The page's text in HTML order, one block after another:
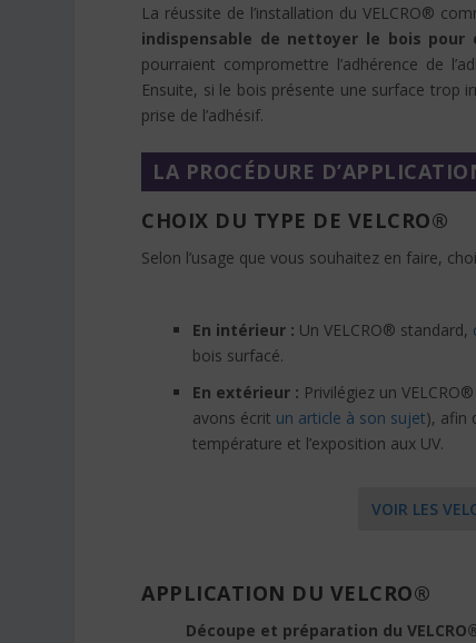
La réussite de l’installation du VELCRO®
indispensable de nettoyer le bois
pourraient compromettre l’adhérence de
Ensuite, si le bois présente une surface trop
prise de l’adhésif.
LA PROCÉDURE
CHOIX DU TYPE DE VELCRO®
Selon l’usage que vous souhaitez en faire,
En intérieur : Un VELCRO® standard,
bois surfacé.
En extérieur : Privilégiez un
avons écrit un article à son sujet), afin
température et l’exposition aux UV.
VOIR LES
APPLICATION DU VELCRO®
Découpe et préparation du